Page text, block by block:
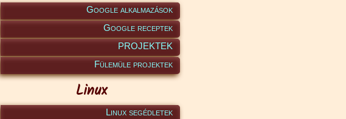
Google alkalmazások
Google receptek
PROJEKTEK
Fülemüle projektek
Linux
Linux segédletek